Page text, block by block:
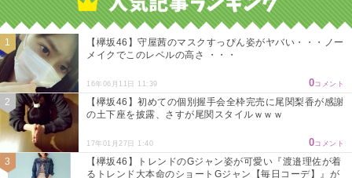
【欅坂46】守屋茜のマスクすっぴん姿がヤバい・・・ノー
メイクでこのレベルの高さ ・・・
16年06月11日 11:39 0コメント
【欅坂46】初めての個別握手会全枠完売に尾関梨香が感謝
の土下座を披露、さすが尾関スタイルｗｗｗ
17年01月27日 1:40 0コメント
【欅坂46】トレンドのGジャン姿が可愛い『渡邉理佐が着
るトレンド大本命のショートGジャン【毎日コーデ】』が